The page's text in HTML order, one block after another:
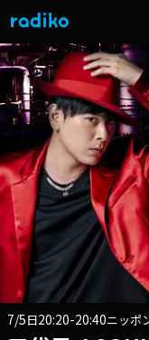
7/5日20:20-20:40ニッポ